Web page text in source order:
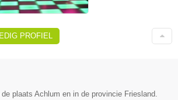
PROFIEL
plaats Achlum en in de provincie Friesland.